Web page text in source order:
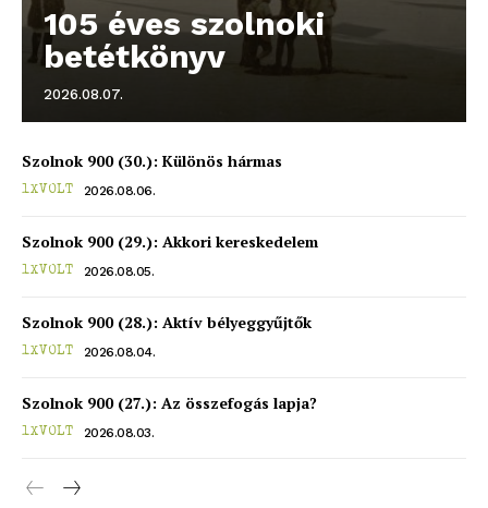
blogSZOLNOK
szubjektív élményportál
ELŐFIZETÉS
Hasznos
bSZ fiók
105 éves szolnoki
betétkönyv
2026.08.07.
Szolnok 900 (30.): Különös hármas
1XVOLT 2026.08.06.
Szolnok 900 (29.): Akkori kereskedelem
1XVOLT 2026.08.05.
Szolnok 900 (28.): Aktív bélyeggyűjtők
1XVOLT 2026.08.04.
Szolnok 900 (27.): Az összefogás lapja?
1XVOLT 2026.08.03.